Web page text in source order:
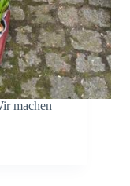
machen